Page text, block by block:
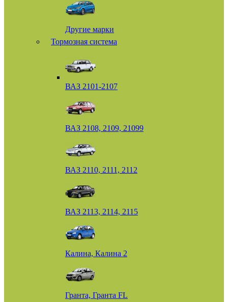
Другие марки
Тормозная система
ВАЗ 2101-2107
ВАЗ 2108, 2109, 21099
ВАЗ 2110, 2111, 2112
ВАЗ 2113, 2114, 2115
Калина, Калина 2
Гранта, Гранта FL